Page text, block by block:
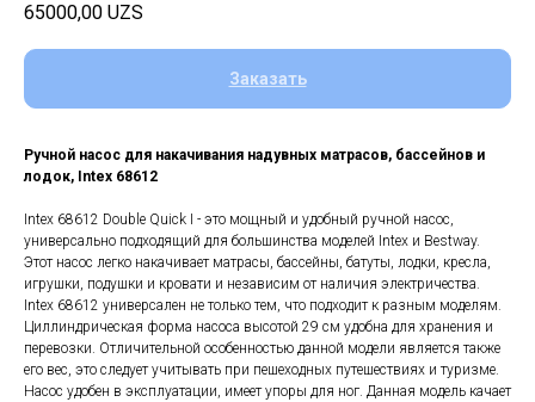
65000,00 UZS
Заказать
Ручной насос для накачивания надувных матрасов, бассейнов и
лодок, Intex 68612
Intex 68612 Double Quick I - это мощный и удобный ручной насос,
универсально подходящий для большинства моделей Intex и Bestway.
Этот насос легко накачивает матрасы, бассейны, батуты, лодки, кресла,
игрушки, подушки и кровати и независим от наличия электричества.
Intex 68612 универсален не только тем, что подходит к разным моделям.
Циллиндрическая форма насоса высотой 29 см удобна для хранения и
перевозки. Отличительной особенностью данной модели является также
его вес, это следует учитывать при пешеходных путешествиях и туризме.
Насос удобен в эксплуатации, имеет упоры для ног. Данная модель качает